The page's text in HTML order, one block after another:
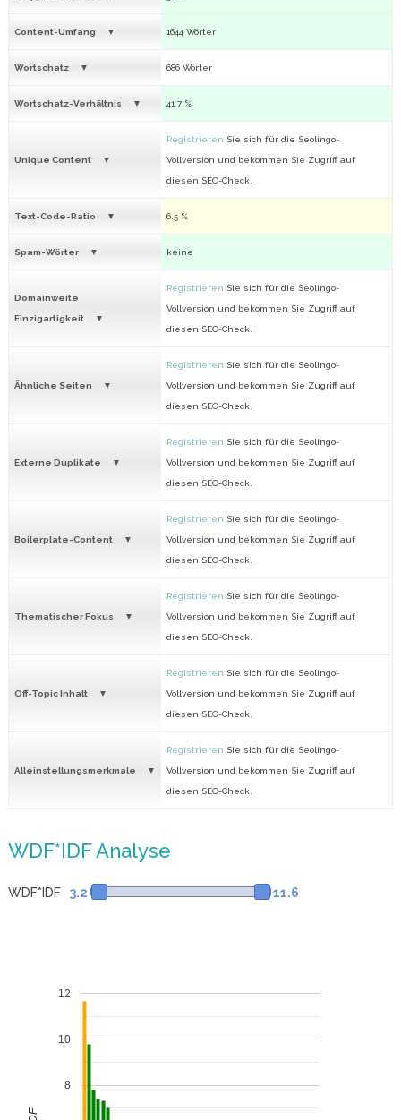
Content-Umfang 1644 Wörter
Wortschatz 686 Wörter
Wortschatz-Verhältnis 41.7 %
Unique Content
Registrieren Sie sich für die Seolingo-
Vollversion und bekommen Sie Zugriff auf
diesen SEO-Check.
Text-Code-Ratio 6.5 %
Spam-Wörter keine
Domainweite
Einzigartigkeit
Registrieren Sie sich für die Seolingo-
Vollversion und bekommen Sie Zugriff auf
diesen SEO-Check.
Ähnliche Seiten
Registrieren Sie sich für die Seolingo-
Vollversion und bekommen Sie Zugriff auf
diesen SEO-Check.
Externe Duplikate
Registrieren Sie sich für die Seolingo-
Vollversion und bekommen Sie Zugriff auf
diesen SEO-Check.
Boilerplate-Content
Registrieren Sie sich für die Seolingo-
Vollversion und bekommen Sie Zugriff auf
diesen SEO-Check.
Thematischer Fokus
Registrieren Sie sich für die Seolingo-
Vollversion und bekommen Sie Zugriff auf
diesen SEO-Check.
Off-Topic Inhalt
Registrieren Sie sich für die Seolingo-
Vollversion und bekommen Sie Zugriff auf
diesen SEO-Check.
Alleinstellungsmerkmale
Registrieren Sie sich für die Seolingo-
Vollversion und bekommen Sie Zugriff auf
diesen SEO-Check.
WDF*IDF Analyse
WDF*IDF 3.2 11.6
8
10
12